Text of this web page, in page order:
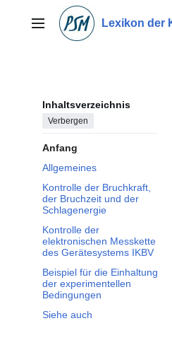
springenHauptmenü Lexikon der
Inhaltsverzeichnis
Verbergen
Anfang
Allgemeines
Kontrolle der Bruchkraft,
der Bruchzeit und der
Schlagenergie
Kontrolle der
elektronischen Messkette
des Gerätesystems IKBV
Beispiel für die Einhaltung
der experimentellen
Bedingungen
Siehe auch